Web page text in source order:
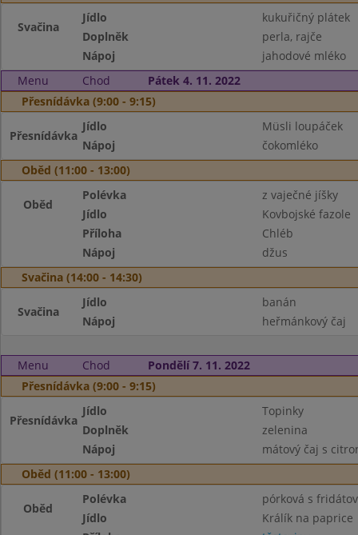
Svačina
Jídlo
kukuřičný plátek
Doplněk
perla, rajče
Nápoj
jahodové mléko
Menu
Chod
Pátek 4. 11. 2022
Přesnídávka (9:00 - 9:15)
Přesnídávka
Jídlo
Müsli loupáček
Nápoj
čokomléko
Oběd (11:00 - 13:00)
Oběd
Polévka
z vaječné jíšky
Jídlo
Kovbojské fazole
Příloha
Chléb
Nápoj
džus
Svačina (14:00 - 14:30)
Svačina
Jídlo
banán
Nápoj
heřmánkový čaj
Menu Chod
Pondělí 7. 11. 2022
Přesnídávka (9:00 - 9:15)
Přesnídávka
Jídlo
Topinky
Doplněk
zelenina
Nápoj
mátový čaj s
Oběd (11:00 - 13:00)
Oběd
Polévka
pórková s
Jídlo
Králík na paprice